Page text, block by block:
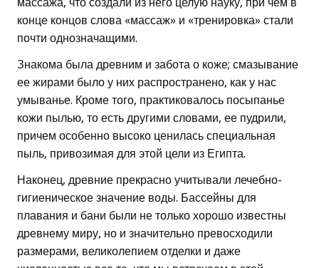
конце концов слова «массаж» и «тренировка» стали
почти однозначащими.
Знакома была древним и забота о коже; смазывание
ее жирами было у них распространено, как у нас
умыванье. Кроме того, практиковалось посыпанье
кожи пылью, то есть другими словами, ее пудрили,
причем особенно высоко ценилась специальная
пыль, привозимая для этой цели из Египта.
Наконец, древние прекрасно учитывали лечебно-
гигиеническое значение воды. Бассейны для
плавания и бани были не только хорошо известны
древнему миру, но и значительно превосходили
размерами, великолепием отделки и даже